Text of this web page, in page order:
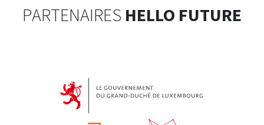
PARTENAIRES HELLO FUTURE